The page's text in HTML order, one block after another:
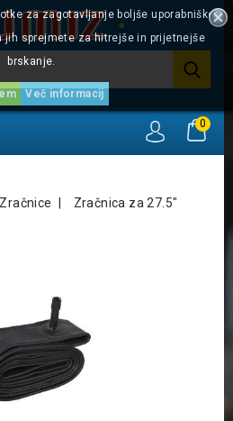
0
za zagotavljanje boljše uporabniške
jih sprejmete za hitrejše in prijetnejše
brskanje.
Več informacij
Zračnice Zračnica za 27.5"